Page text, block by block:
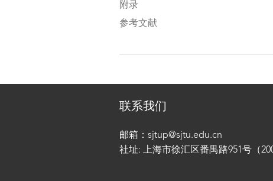
附录
参考文献
联系我们
邮箱：sjtup@sjtu.edu.cn
社址: 上海市徐汇区番禺路951号（